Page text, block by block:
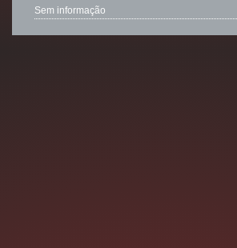
Sem informação